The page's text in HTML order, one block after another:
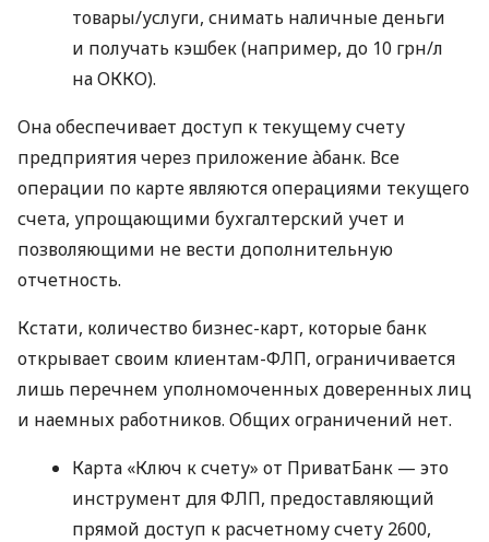
товары/услуги, снимать наличные деньги
и получать кэшбек (например, до 10 грн/л
на ОККО).
Она обеспечивает доступ к текущему счету
предприятия через приложение àбанк. Все
операции по карте являются операциями текущего
счета, упрощающими бухгалтерский учет и
позволяющими не вести дополнительную
отчетность.
Кстати, количество бизнес-карт, которые банк
открывает своим клиентам-ФЛП, ограничивается
лишь перечнем уполномоченных доверенных лиц
и наемных работников. Общих ограничений нет.
Карта «Ключ к счету» от ПриватБанк — это
инструмент для ФЛП, предоставляющий
прямой доступ к расчетному счету 2600,